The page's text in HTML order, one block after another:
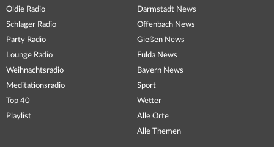
Oldie Radio
Schlager Radio
Party Radio
Lounge Radio
Weihnachtsradio
Meditationsradio
Top 40
Playlist
Darmstadt News
Offenbach News
Gießen News
Fulda News
Bayern News
Sport
Wetter
Alle Orte
Alle Themen